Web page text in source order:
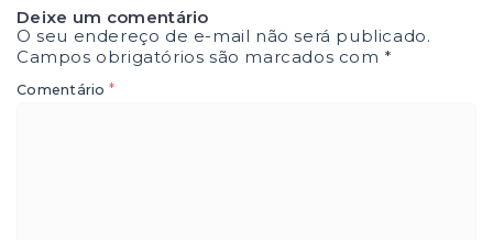
Deixe um comentário
O seu endereço de e-mail não será publicado.
Campos obrigatórios são marcados com*
Comentário *